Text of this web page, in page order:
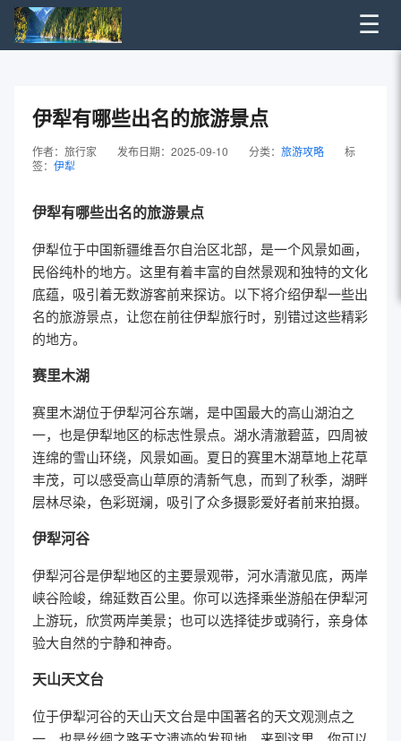
☰
伊犁有哪些出名的旅游景点
作者：旅行家 发布日期：2025-09-10 分类： 旅游攻略
标
签： 伊犁
伊犁有哪些出名的旅游景点
伊犁位于中国新疆维吾尔自治区北部，是一个风景如画，
民俗纯朴的地方。这里有着丰富的自然景观和独特的文化
底蕴，吸引着无数游客前来探访。以下将介绍伊犁一些出
名的旅游景点，让您在前往伊犁旅行时，别错过这些精彩
的地方。
赛里木湖
赛里木湖位于伊犁河谷东端，是中国最大的高山湖泊之
一，也是伊犁地区的标志性景点。湖水清澈碧蓝，四周被
连绵的雪山环绕，风景如画。夏日的赛里木湖草地上花草
丰茂，可以感受高山草原的清新气息，而到了秋季，湖畔
层林尽染，色彩斑斓，吸引了众多摄影爱好者前来拍摄。
伊犁河谷
伊犁河谷是伊犁地区的主要景观带，河水清澈见底，两岸
峡谷险峻，绵延数百公里。你可以选择乘坐游船在伊犁河
上游玩，欣赏两岸美景；也可以选择徒步或骑行，亲身体
验大自然的宁静和神奇。
天山天文台
位于伊犁河谷的天山天文台是中国著名的天文观测点之